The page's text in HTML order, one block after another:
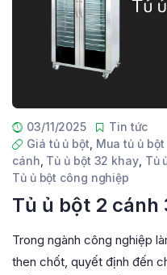
03/11/2025
Tin tức
Giá tủ ủ bột Mua tủ ủ bột
cánh Tủ ủ bột 32 khay, Tủ
Tủ ủ bột công nghiệp
Tủ ủ bột 2 cánh
Trong ngành công nghiệp
then chốt, quyết định đến